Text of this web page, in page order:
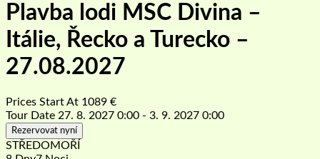
Plavba lodi MSC Divina –
Itálie, Řecko a Turecko –
27.08.2027
Prices Start At 1089 €
Tour Date 27. 8. 2027 0:00 - 3. 9. 2027 0:00
Rezervovat nyní
STŘEDOMOŘÍ